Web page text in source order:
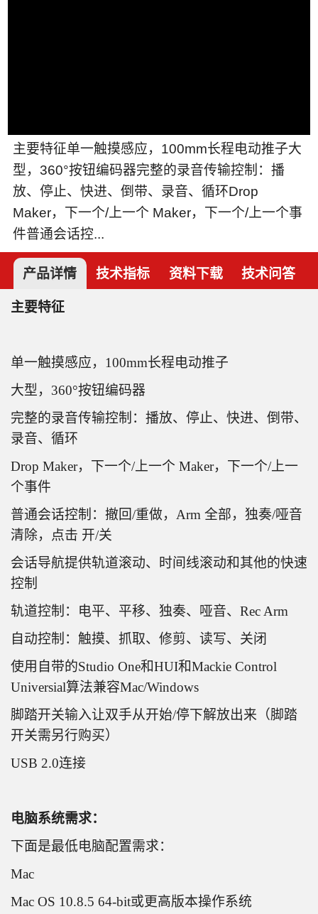
主要特征单一触摸感应，100mm长程电动推子大
型，360°按钮编码器完整的录音传输控制：播
放、停止、快进、倒带、录音、循环Drop
Maker，下一个/上一个 Maker，下一个/上一个事
件普通会话控...
产品详情 技术指标 资料下载 技术问答
主要特征
单一触摸感应，100mm长程电动推子
大型，360°按钮编码器
完整的录音传输控制：播放、停止、快进、倒带、
录音、循环
Drop Maker，下一个/上一个 Maker，下一个/上一
个事件
普通会话控制：撤回/重做，Arm 全部，独奏/哑音
清除，点击 开/关
会话导航提供轨道滚动、时间线滚动和其他的快速
控制
轨道控制：电平、平移、独奏、哑音、Rec Arm
自动控制：触摸、抓取、修剪、读写、关闭
使用自带的Studio One和HUI和Mackie Control
Universial算法兼容Mac/Windows
脚踏开关输入让双手从开始/停下解放出来（脚踏
开关需另行购买）
USB 2.0连接
电脑系统需求：
下面是最低电脑配置需求：
Mac
Mac OS 10.8.5 64-bit或更高版本操作系统